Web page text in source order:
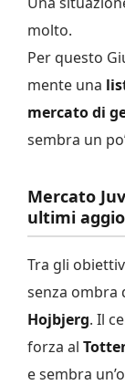
molto.
Per questo
mente una
mercato di
sembra un
Mercato
ultimi
Tra gli
senza ombra
Hojbjerg. Il
forza al
e sembra